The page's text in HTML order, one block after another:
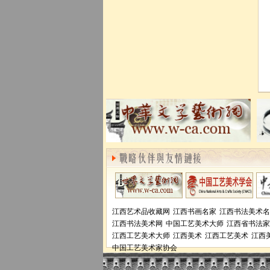
江西艺术品收藏网 江西书画名家 江西书法美术
江西书法美术网 中国工艺美术大师 江西省书法
江西工艺美术大师 江西美术 江西工艺美术 江西
中国工艺美术家协会